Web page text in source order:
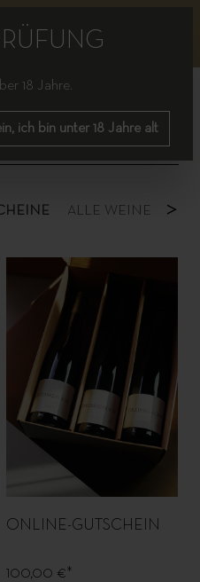
kommen
18 Jahre.
ich bin unter 18 Jahre alt
>
ALLE WEINE
ONLINE-GUTSCHEIN
100,00 €*